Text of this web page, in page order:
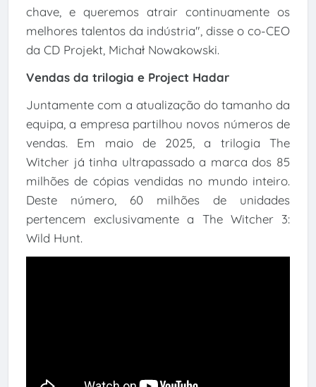
chave, e queremos atrair continuamente os
melhores talentos da indústria", disse o co-CEO
da CD Projekt, Michał Nowakowski.
Vendas da trilogia e Project Hadar
Juntamente com a atualização do tamanho da
equipa, a empresa partilhou novos números de
vendas. Em maio de 2025, a trilogia The
Witcher já tinha ultrapassado a marca dos 85
milhões de cópias vendidas no mundo inteiro.
Deste número, 60 milhões de unidades
pertencem exclusivamente a The Witcher 3:
Wild Hunt.